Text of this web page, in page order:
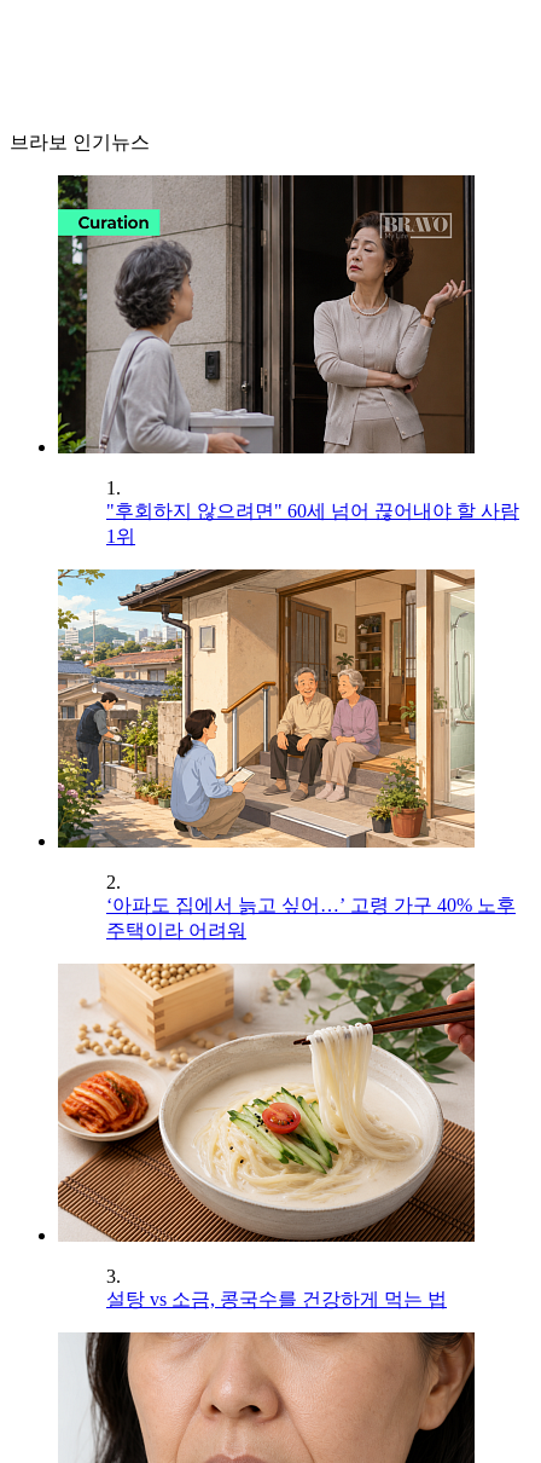
브라보 인기뉴스
1.
"후회하지 않으려면" 60세 넘어 끊어내야 할 사람
1위
2.
‘아파도 집에서 늙고 싶어…’ 고령 가구 40% 노후
주택이라 어려워
3.
설탕 vs 소금, 콩국수를 건강하게 먹는 법